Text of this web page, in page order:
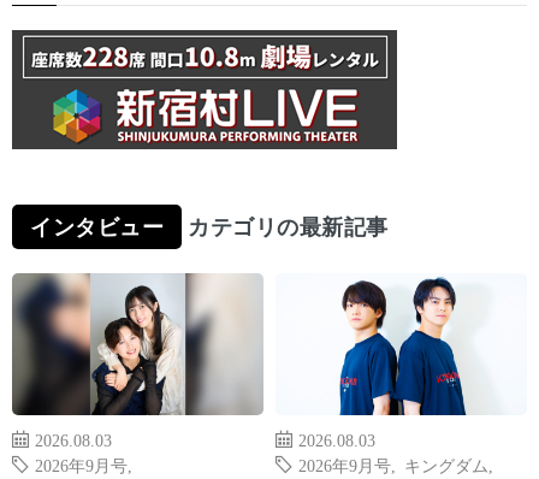
インタビュー カテゴリの最新記事
2026.08.03
2026年9月号
2026.08.03
2026年9月号
キングダム